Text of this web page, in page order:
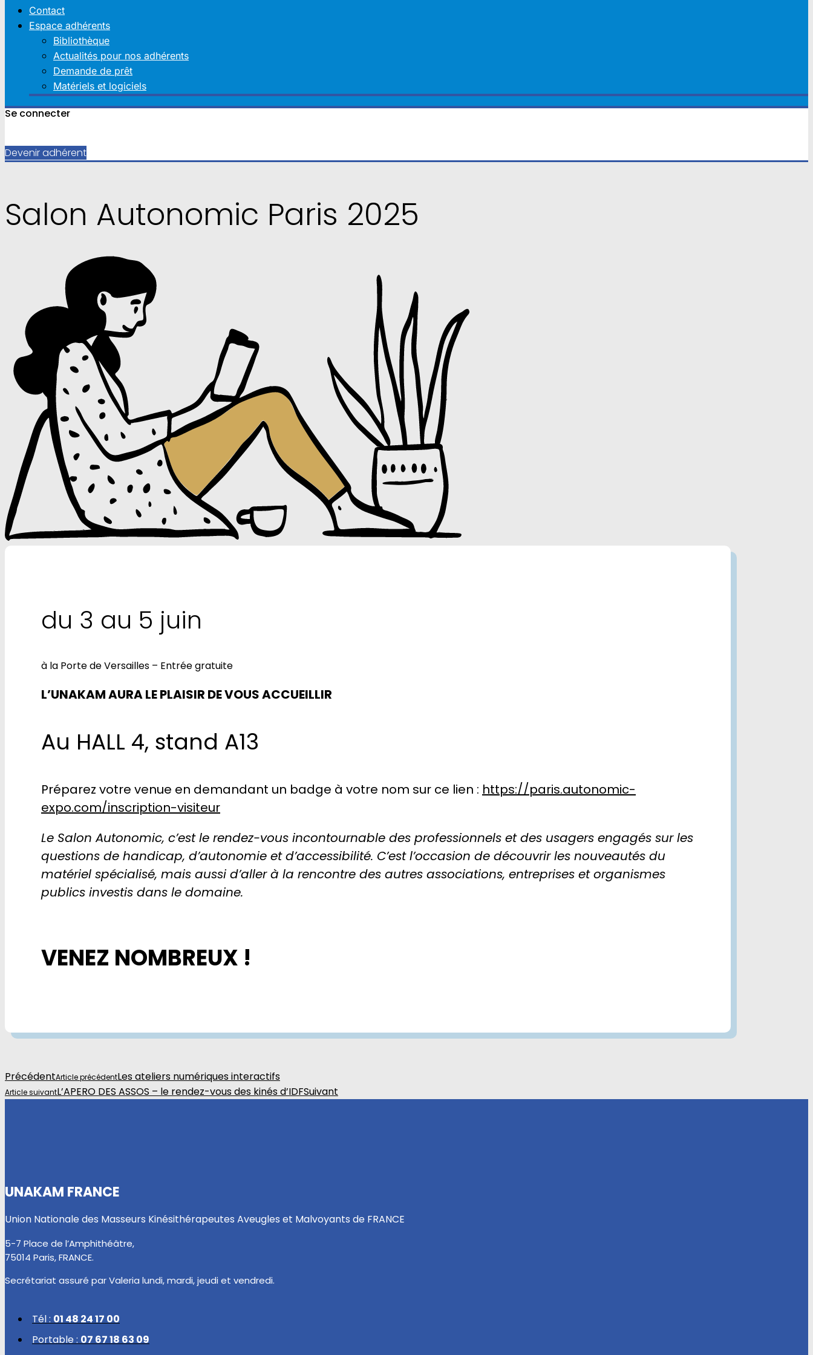
Contact
Espace adhérents
Bibliothèque
Actualités pour nos adhérents
Demande de prêt
Matériels et logiciels
Se connecter
Devenir adhérent
Salon Autonomic Paris 2025
du 3 au 5 juin
à la Porte de Versailles – Entrée gratuite
L’UNAKAM AURA LE PLAISIR DE VOUS ACCUEILLIR
Au HALL 4, stand A13
Préparez votre venue en demandant un badge à votre nom sur ce lien : https://paris.autonomic-
expo.com/inscription-visiteur
Le Salon Autonomic, c’est le rendez-vous incontournable des professionnels et des usagers engagés sur les
questions de handicap, d’autonomie et d’accessibilité. C’est l’occasion de découvrir les nouveautés du
matériel spécialisé, mais aussi d’aller à la rencontre des autres associations, entreprises et organismes
publics investis dans le domaine.
VENEZ NOMBREUX !
PrécédentArticle précédentLes ateliers numériques interactifs
Article suivantL’APERO DES ASSOS – le rendez-vous des kinés d’IDFSuivant
UNAKAM FRANCE
Union Nationale des Masseurs Kinésithérapeutes Aveugles et Malvoyants de FRANCE
5-7 Place de l’Amphithéâtre,
75014 Paris, FRANCE.
Secrétariat assuré par Valeria lundi, mardi, jeudi et vendredi.
Tél : 01 48 24 17 00
Portable : 07 67 18 63 09